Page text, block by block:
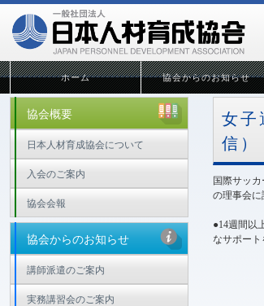
ホーム 協会からのお知らせ
女子
信）
国際サッ
の理事会に
●14週間以
なサポート
協会概要
日本人材育成協会について
入会のご案内
協会会報
協会からのお知らせ
講師派遣のご案内
実務講習会のご案内